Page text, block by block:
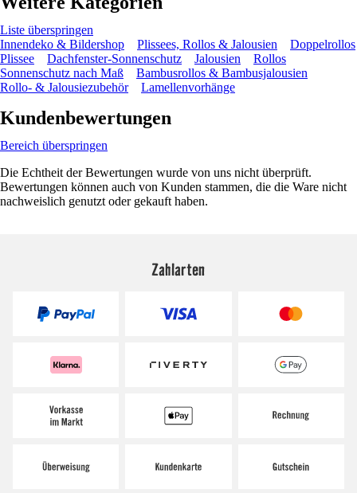
Liste überspringen
Innendeko & Bildershop
Plissees, Rollos & Jalousien
Doppelrollos
Plissee
Dachfenster-Sonnenschutz Jalousien
Rollos
Sonnenschutz nach Maß
Bambusrollos & Bambusjalousien
Rollo- & Jalousiezubehör
Lamellenvorhänge
Kundenbewertungen
Bereich überspringen
Die Echtheit der Bewertungen wurde von uns nicht überprüft.
Bewertungen können auch von Kunden stammen, die die Ware nicht
nachweislich genutzt oder gekauft haben.
Zahlarten